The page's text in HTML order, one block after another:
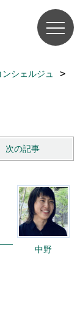
シェルジュ
次の記事
中野